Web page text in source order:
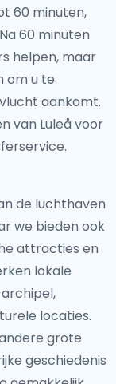
60 minuten,
60 minuten
helpen, maar
om u te
aankomt.
van Luleå voor
de luchthaven
we bieden ook
attracties en
lokale
locaties.
grote
geschiedenis